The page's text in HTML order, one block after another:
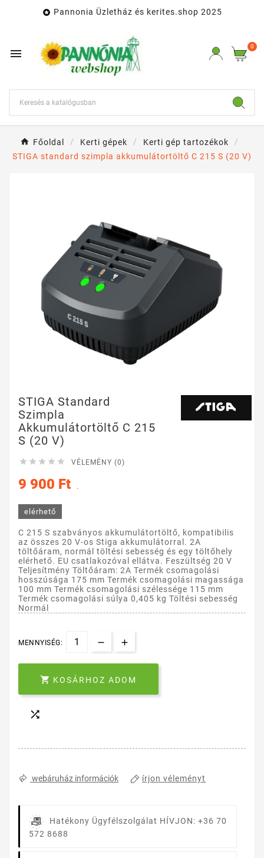
 Pannonia Üzletház és kerites.shop 2025

0
Főoldal Kerti gépek
Kerti gép tartozékok
STIGA standard szimpla akkumulátortöltő C 215 S (20 V)
STIGA Standard
Szimpla
Akkumulátortöltő C 215
S (20 V)
     VÉLEMÉNY (0)
9 900 Ft .
elérhető
C 215 S szabványos akkumulátortöltő, kompatibilis
az összes 20 V-os Stiga akkumulátorral. 2A
töltőáram, normál töltési sebesség és egy töltőhely
elérhető. EU csatlakozóval ellátva. Feszültség 20 V
Teljesítmény Töltőáram: 2A Termék csomagolási
hosszúsága 175 mm Termék csomagolási magassága
100 mm Termék csomagolási szélessége 115 mm
Termék csomagolási súlya 0,405 kg Töltési sebesség
Normál
MENNYISÉG:
 KOSÁRHOZ ADOM

webáruház információk írjon véleményt
Hatékony Ügyfélszolgálat HÍVJON: +36 70
572 8688